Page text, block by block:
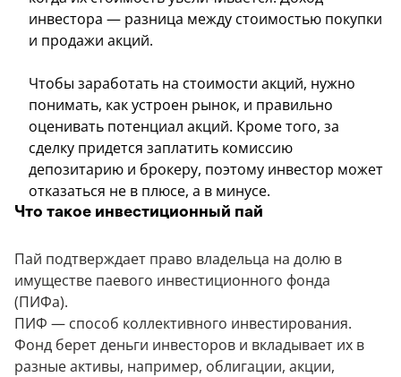
инвестора — разница между стоимостью покупки
и продажи акций.
Чтобы заработать на стоимости акций, нужно
понимать, как устроен рынок, и правильно
оценивать потенциал акций. Кроме того, за
сделку придется заплатить комиссию
депозитарию и брокеру, поэтому инвестор может
отказаться не в плюсе, а в минусе.
Что такое инвестиционный пай
Пай подтверждает право владельца на долю в
имуществе паевого инвестиционного фонда
(ПИФа).
ПИФ — способ коллективного инвестирования.
Фонд берет деньги инвесторов и вкладывает их в
разные активы, например, облигации, акции,